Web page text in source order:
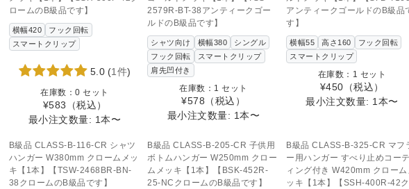
ロームのB級品です】
横幅420
フック回転
スマートクリップ
5.0 (1件)
在庫数：0 セット
¥583
（税込）
最小注文数量: 1本〜
2579R-BT-38アンティークゴー
ルドのB級品です】
シャツ向け 横幅380
シングル
フック回転
スマートクリップ
肩先凹付き
在庫数：1 セット
¥578 （税込）
最小注文数量: 1本〜
アンティークゴールドのB級品
す】
横幅55 高さ160
フック回転
スマートクリップ
在庫数：1 セット
¥450 （税込）
最小注文数量: 1本〜
SOLD OUT
この商品へのお問い合わせ
B級品 CLASS-B-116-CR シャツ
ハンガー W380mm クロームメッ
キ【1本】【TSW-2468BR-BN-
38クロームのB級品です】
B級品 CLASS-B-205-CR 子供用
ボトムハンガー W250mm クロー
ムメッキ【1本】【BSK-452R-
25-NCクロームのB級品です】
この商品へのお問い合わせ
B級品 CLASS-B-325-CR マフ
ー用ハンガー すべり止めコーテ
ィング付き W420mm クローム
ッキ【1本】【SSH-400R-42ク